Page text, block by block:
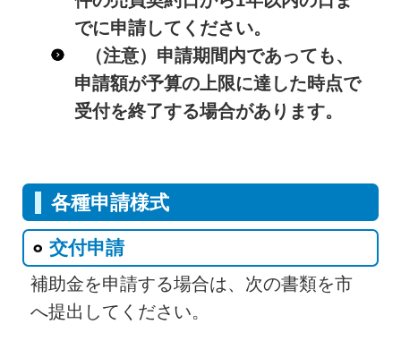
でに申請してください。
（注意）申請期間内であっても、
申請額が予算の上限に達した時点で
受付を終了する場合があります。
各種申請様式
交付申請
補助金を申請する場合は、次の書類を市
へ提出してください。